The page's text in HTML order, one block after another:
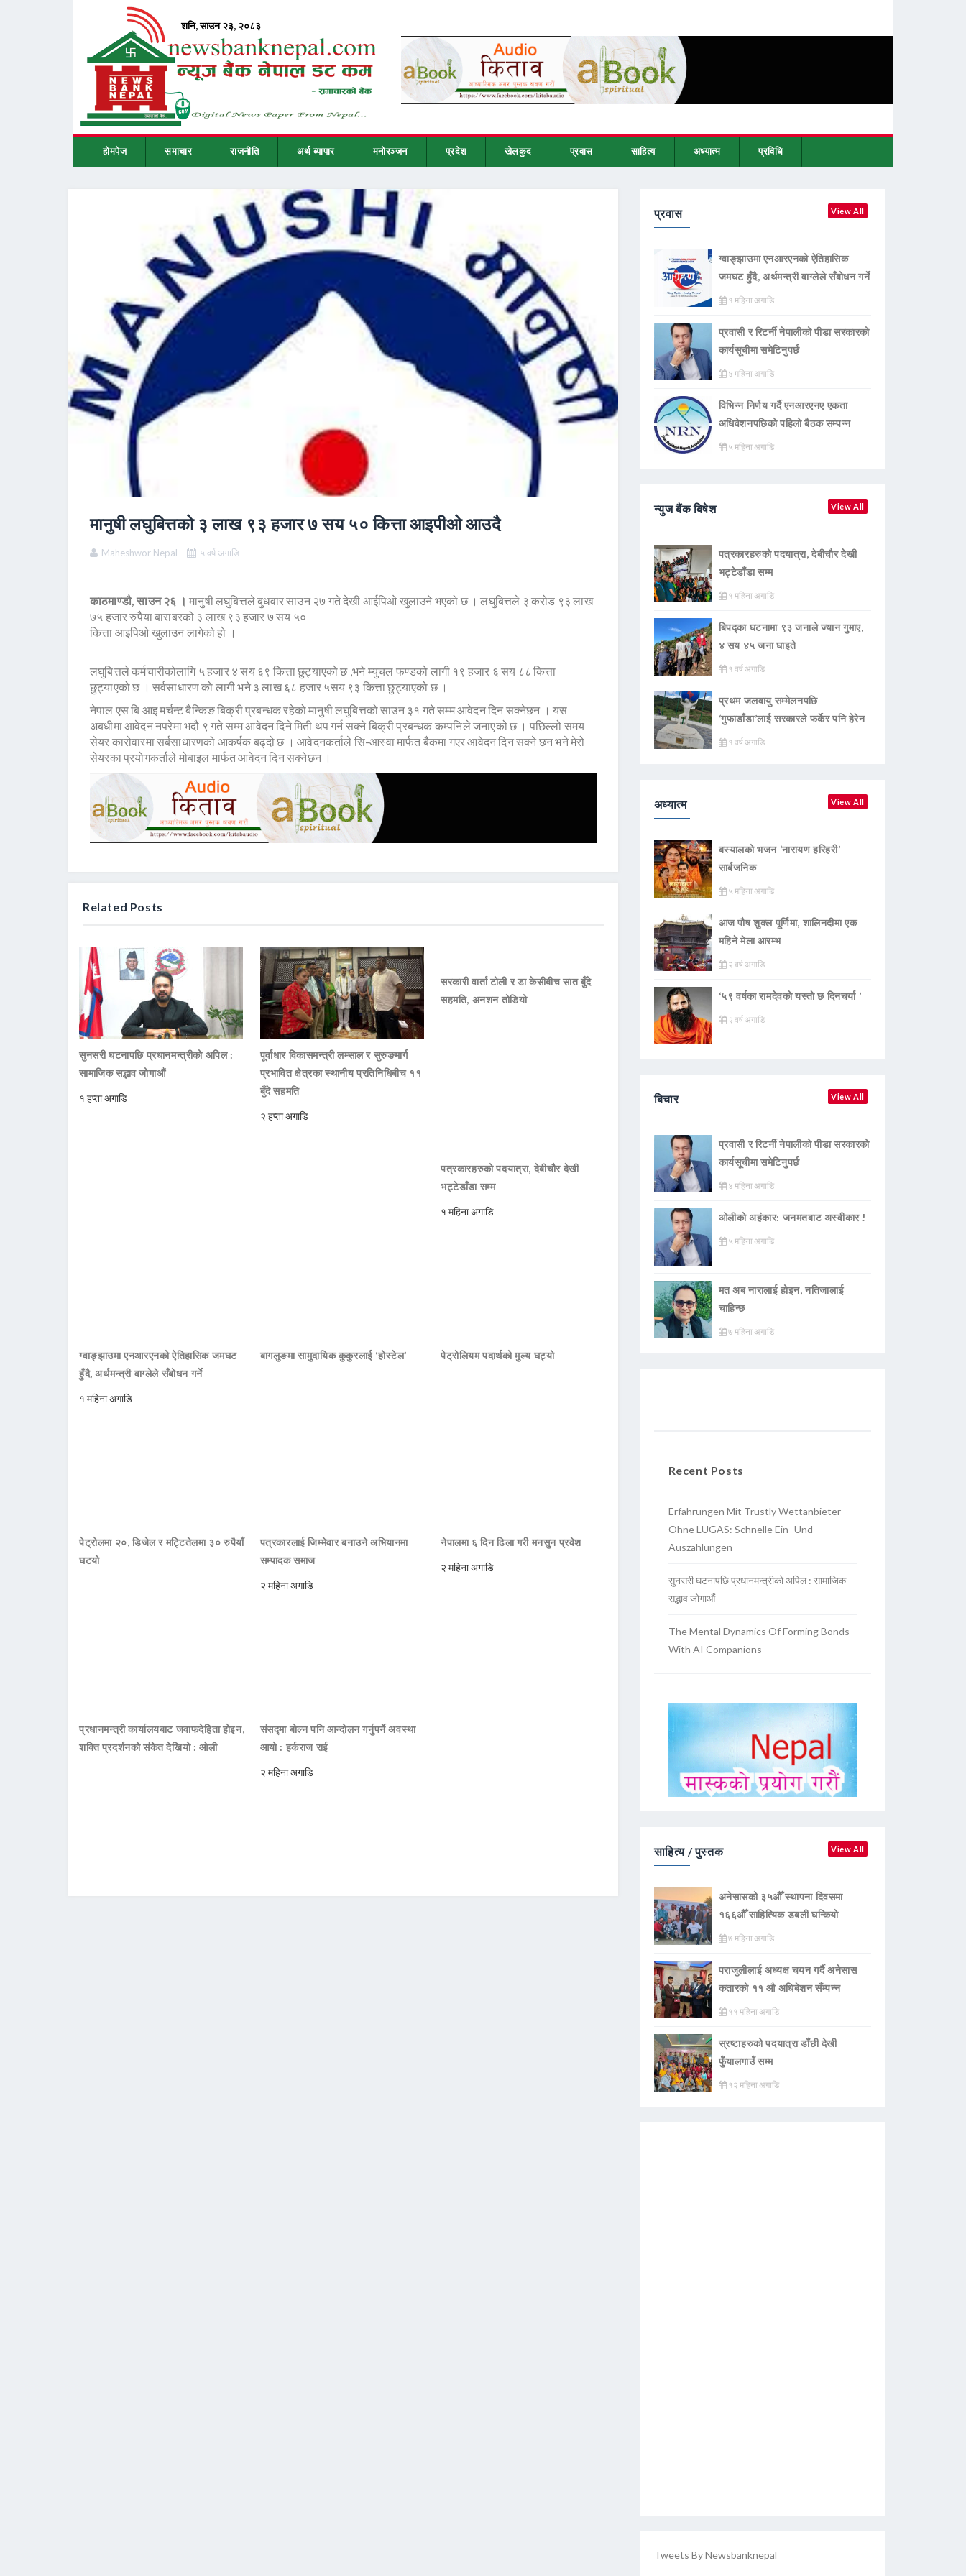
होमपेज समाचार राजनीति अर्थ ब्यापार मनोरञ्जन प्रदेश खेलकुद प्रवास साहित्य अध्यात्म प्रविधि
मानुषी लघुबित्तको ३ लाख ९३ हजार ७ सय ५० कित्ता आइपीओ आउदै
Maheshwor Nepal ५ वर्ष अगाडि
काठमाण्डौ, साउन २६ ।मानुषी लघुबित्तले बुधवार साउन २७ गते देखी आईपिओ खुलाउने भएको छ । लघुबित्तले ३ करोड ९३ लाख
७५ हजार रुपैया बाराबरको ३ लाख ९३ हजार ७ सय ५०
कित्ता आइपिओ खुलाउन लागेको हो ।
लघुबित्तले कर्मचारीकोलागि ५ हजार ४ सय ६९ कित्ता छुट्याएको छ ,भने म्युचल फण्डको लागी १९ हजार ६ सय ८८ कित्ता
छुट्याएको छ । सर्वसाधारण को लागी भने ३ लाख ६८ हजार ५सय ९३ कित्ता छुट्याएको छ ।
नेपाल एस बि आइ मर्चन्ट बैन्किङ बिक्री प्रबन्धक रहेको मानुषी लघुबित्तको साउन ३१ गते सम्म आवेदन दिन सक्नेछन । यस
अबधीमा आवेदन नपरेमा भदौ ९ गते सम्म आवेदन दिने मिती थप गर्न सक्ने बिक्री प्रबन्धक कम्पनिले जनाएको छ । पछिल्लो समय
सेयर कारोवारमा सर्बसाधारणको आकर्षक बढ्दो छ । आवेदनकर्ताले सि-आस्वा मार्फत बैकमा गएर आवेदन दिन सक्ने छन भने मेरो
सेयरका प्रयोगकर्ताले मोबाइल मार्फत आवेदन दिन सक्नेछन ।
Related Posts
सुनसरी घटनापछि प्रधानमन्त्रीको अपिल :
सामाजिक सद्भाव जोगाऔं
१ हप्ता अगाडि
पूर्वाधार विकासमन्त्री लम्साल र सुरुङमार्ग
प्रभावित क्षेत्रका स्थानीय प्रतिनिधिबीच ११
बुँदे सहमति
२ हप्ता अगाडि
सरकारी वार्ता टोली र डा केसीबीच सात बुँदे
सहमति, अनशन तोडियो
पत्रकारहरुको पदयात्रा, देबीचौर देखी
भट्टेडाँडा सम्म
१ महिना अगाडि
ग्वाङ्झाउमा एनआरएनको ऐतिहासिक जमघट
हुँदै, अर्थमन्त्री वाग्लेले सँबोधन गर्ने
१ महिना अगाडि
बागलुङमा सामुदायिक कुकुरलाई ‘होस्टेल’ पेट्रोलियम पदार्थको मुल्य घट्यो
पेट्रोलमा २०, डिजेल र मट्टितेलमा ३० रुपैयाँ
घटयो
पत्रकारलाई जिम्मेवार बनाउने अभियानमा
सम्पादक समाज
२ महिना अगाडि
नेपालमा ६ दिन ढिला गरी मनसुन प्रवेश
२ महिना अगाडि
प्रधानमन्त्री कार्यालयबाट जवाफदेहिता होइन,
शक्ति प्रदर्शनको संकेत देखियो : ओली
संसद्मा बोल्न पनि आन्दोलन गर्नुपर्ने अवस्था
आयो : हर्कराज राई
२ महिना अगाडि
प्रवास View All
ग्वाङ्झाउमा एनआरएनको ऐतिहासिक
जमघट हुँदै, अर्थमन्त्री वाग्लेले सँबोधन गर्ने
१ महिना अगाडि
प्रवासी र रिटर्नी नेपालीको पीडा सरकारको
कार्यसूचीमा समेटिनुपर्छ
४ महिना अगाडि
विभिन्न निर्णय गर्दै एनआरएनए एकता
अधिवेशनपछिको पहिलो बैठक सम्पन्न
५ महिना अगाडि
न्युज बैंक बिषेश View All
पत्रकारहरुको पदयात्रा, देबीचौर देखी
भट्टेडाँडा सम्म
१ महिना अगाडि
बिपद्का घटनामा ९३ जनाले ज्यान गुमाए,
४ सय ४५ जना घाइते
१ वर्ष अगाडि
प्रथम जलवायु सम्मेलनपछि
‘गुफाडाँडा’लाई सरकारले फर्केर पनि हेरेन
१ वर्ष अगाडि
अध्यात्म View All
बस्यालको भजन ‘नारायण हरिहरी’
सार्बजनिक
५ महिना अगाडि
आज पौष शुक्ल पूर्णिमा, शालिनदीमा एक
महिने मेला आरम्भ
२ वर्ष अगाडि
‘५९ वर्षका रामदेवकाे यस्ताे छ दिनचर्या ’
२ वर्ष अगाडि
बिचार View All
प्रवासी र रिटर्नी नेपालीको पीडा सरकारको
कार्यसूचीमा समेटिनुपर्छ
४ महिना अगाडि
ओलीको अहंकार: जनमतबाट अस्वीकार !
५ महिना अगाडि
मत अब नारालाई होइन, नतिजालाई
चाहिन्छ
७ महिना अगाडि
Recent Posts
Erfahrungen Mit Trustly Wettanbieter
Ohne LUGAS: Schnelle Ein- Und
Auszahlungen
सुनसरी घटनापछि प्रधानमन्त्रीको अपिल : सामाजिक
सद्भाव जोगाऔं
The Mental Dynamics Of Forming Bonds
With AI Companions
साहित्य / पुस्तक View All
अनेसासको ३५औँ स्थापना दिवसमा
१६६औँ साहित्यिक डबली घन्कियाे
७ महिना अगाडि
पराजुलीलाई अध्यक्ष चयन गर्दै अनेसास
कतारको ११ औ अधिबेशन सँम्पन्न
११ महिना अगाडि
स्रष्टाहरुको पदयात्रा डाँछी देखी
फुँयालगाउँ सम्म
१२ महिना अगाडि
Tweets By Newsbanknepal